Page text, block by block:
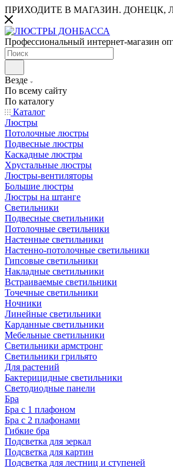
ПРИХОДИТЕ В МАГАЗИН. ДОНЕЦК,
Профессиональный интернет-магазин
Везде
По всему сайту
По каталогу
Каталог
Люстры
Потолочные люстры
Подвесные люстры
Каскадные люстры
Хрустальные люстры
Люстры-вентиляторы
Большие люстры
Люстры на штанге
Светильники
Подвесные светильники
Потолочные светильники
Настенные светильники
Настенно-потолочные светильники
Гипсовые светильники
Накладные светильники
Встраиваемые светильники
Точечные светильники
Ночники
Линейные светильники
Карданные светильники
Мебельные светильники
Светильники армстронг
Светильники грильято
Для растений
Бактерицидные светильники
Светодиодные панели
Бра
Бра с 1 плафоном
Бра с 2 плафонами
Гибкие бра
Подсветка для зеркал
Подсветка для картин
Подсветка для лестниц и ступеней